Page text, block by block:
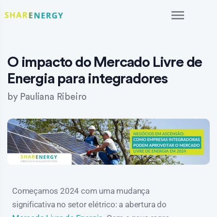
O impacto do Mercado Livre de
Energia para integradores
by Pauliana Ribeiro
Começamos 2024 com uma mudança
significativa no setor elétrico: a abertura do